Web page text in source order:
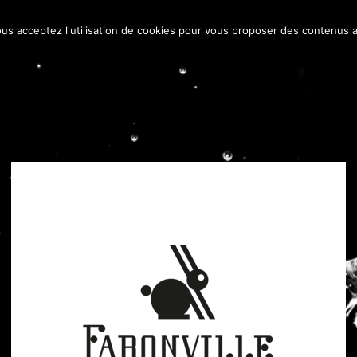
Le Domaine La Gamme Les Cocktails
acceptez l'utilisation de cookies pour vous proposer des contenus